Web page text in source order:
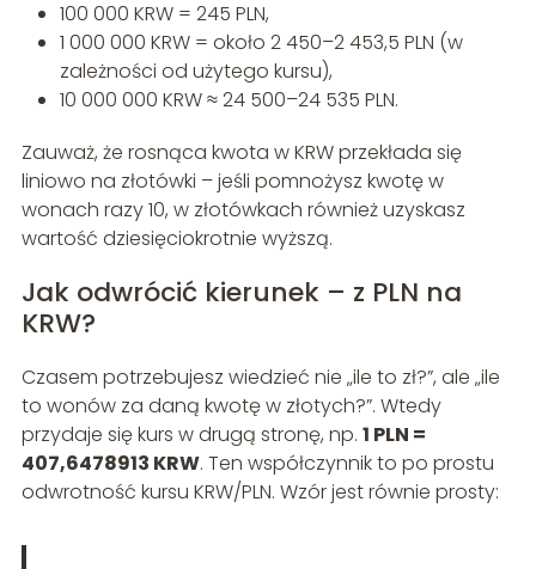
100 000 KRW = 245 PLN,
1 000 000 KRW = około 2 450–2 453,5 PLN (w
zależności od użytego kursu),
10 000 000 KRW ≈ 24 500–24 535 PLN.
Zauważ, że rosnąca kwota w KRW przekłada się
liniowo na złotówki – jeśli pomnożysz kwotę w
wonach razy 10, w złotówkach również uzyskasz
wartość dziesięciokrotnie wyższą.
Jak odwrócić kierunek – z PLN na
KRW?
Czasem potrzebujesz wiedzieć nie „ile to zł?”, ale „ile
to wonów za daną kwotę w złotych?”. Wtedy
przydaje się kurs w drugą stronę, np. 1 PLN =
407,6478913 KRW. Ten współczynnik to po prostu
odwrotność kursu KRW/PLN. Wzór jest równie prosty: